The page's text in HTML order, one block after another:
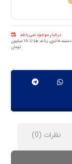
در انبار موجود نمی باشد
دستبند فانتزی,زنانه,
طلا تا 10 میلیون
تومان
نظرات (0)